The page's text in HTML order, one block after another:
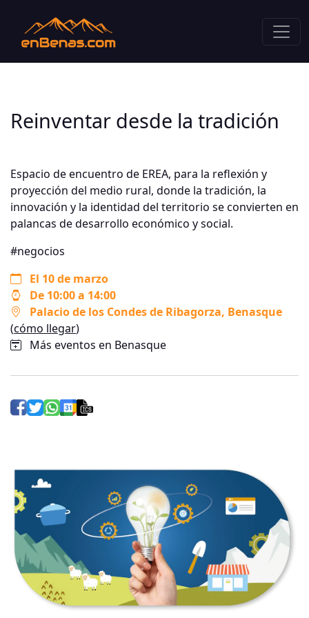
Reinventar desde la tradición
Espacio de encuentro de EREA, para la reflexión y
proyección del medio rural, donde la tradición, la
innovación y la identidad del territorio se convierten en
palancas de desarrollo económico y social.
#negocios
El 10 de marzo
De 10:00 a 14:00
Palacio de los Condes de Ribagorza, Benasque
(cómo llegar)
Más eventos en Benasque